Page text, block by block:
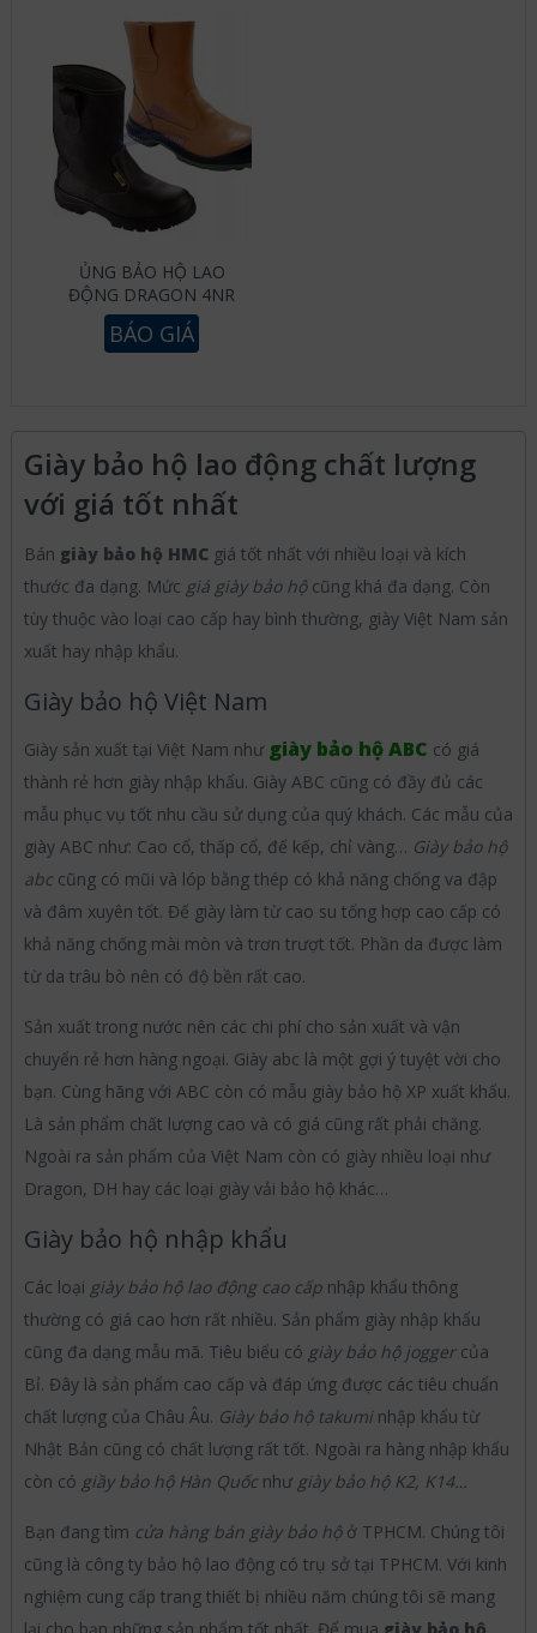
ỦNG BẢO HỘ LAO
ĐỘNG DRAGON 4NR
BÁO GIÁ
Giày bảo hộ lao động chất lượng
với giá tốt nhất
Bán giày bảo hộ HMCgiá tốt nhất với nhiều loại và kích
thước đa dạng. Mức giá giày bảo hộcũng khá đa dạng. Còn
tùy thuộc vào loại cao cấp hay bình thường, giày Việt Nam sản
xuất hay nhập khẩu.
Giày bảo hộ Việt Nam
Giày sản xuất tại Việt Nam nhưgiày bảo hộ ABC có giá
thành rẻ hơn giày nhập khẩu. Giày ABC cũng có đầy đủ các
mẫu phục vụ tốt nhu cầu sử dụng của quý khách. Các mẫu của
giày ABC như: Cao cổ, thấp cổ, đế kếp, chỉ vàng… Giày bảo hộ
abccũng có mũi và lóp bằng thép có khả năng chống va đập
và đâm xuyên tốt. Đế giày làm từ cao su tổng hợp cao cấp có
khả năng chống mài mòn và trơn trượt tốt. Phần da được làm
từ da trâu bò nên có độ bền rất cao.
Sản xuất trong nước nên các chi phí cho sản xuất và vận
chuyển rẻ hơn hàng ngoại. Giày abc là một gợi ý tuyệt vời cho
bạn. Cùng hãng với ABC còn có mẫu giày bảo hộ XP xuất khẩu.
Là sản phẩm chất lượng cao và có giá cũng rất phải chăng.
Ngoài ra sản phẩm của Việt Nam còn có giày nhiều loại như
Dragon, DH hay các loại giày vải bảo hộ khác…
Giày bảo hộ nhập khẩu
Các loại giày bảo hộ lao động cao cấpnhập khẩu thông
thường có giá cao hơn rất nhiều. Sản phẩm giày nhập khẩu
cũng đa dạng mẫu mã. Tiêu biểu có giày bảo hộ joggercủa
Bỉ. Đây là sản phẩm cao cấp và đáp ứng được các tiêu chuẩn
chất lượng của Châu Âu. Giày bảo hộ takuminhập khẩu từ
Nhật Bản cũng có chất lượng rất tốt. Ngoài ra hàng nhập khẩu
còn có giầy bảo hộ Hàn Quốcnhư giày bảo hộ K2, K14…
Bạn đang tìm cửa hàng bán giày bảo hộở TPHCM. Chúng tôi
cũng là công ty bảo hộ lao động có trụ sở tại TPHCM. Với kinh
nghiệm cung cấp trang thiết bị nhiều năm chúng tôi sẽ mang